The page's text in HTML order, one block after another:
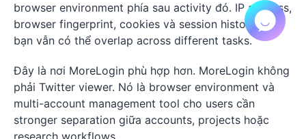
browser environment phía sau activity đó. IP address,
browser fingerprint, cookies và session history của
bạn vẫn có thể overlap across different tasks.
Đây là nơi MoreLogin phù hợp hơn. MoreLogin không
phải Twitter viewer. Nó là browser environment và
multi-account management tool cho users cần
stronger separation giữa accounts, projects hoặc